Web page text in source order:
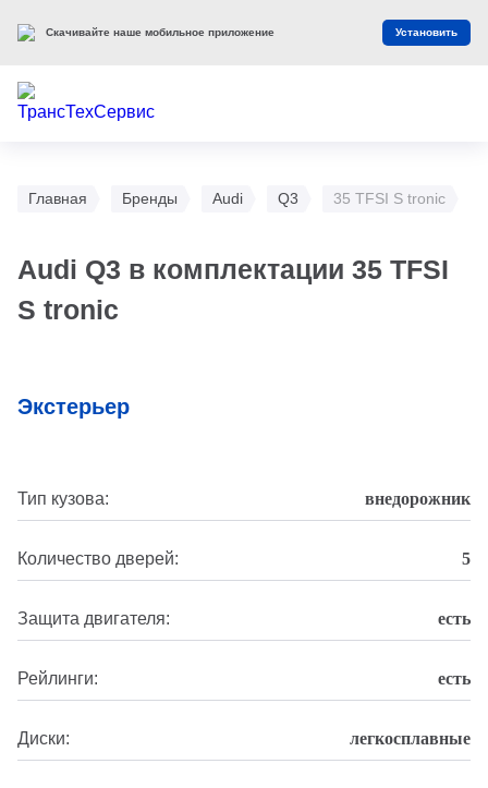
Главная Бренды Audi Q3 35 TFSI S tronic
Audi Q3 в комплектации 35 TFSI
S tronic
Экстерьер
Тип кузова: внедорожник
Количество дверей: 5
Защита двигателя: есть
Рейлинги: есть
Диски: легкосплавные
Скачивайте наше мобильное приложение Установить